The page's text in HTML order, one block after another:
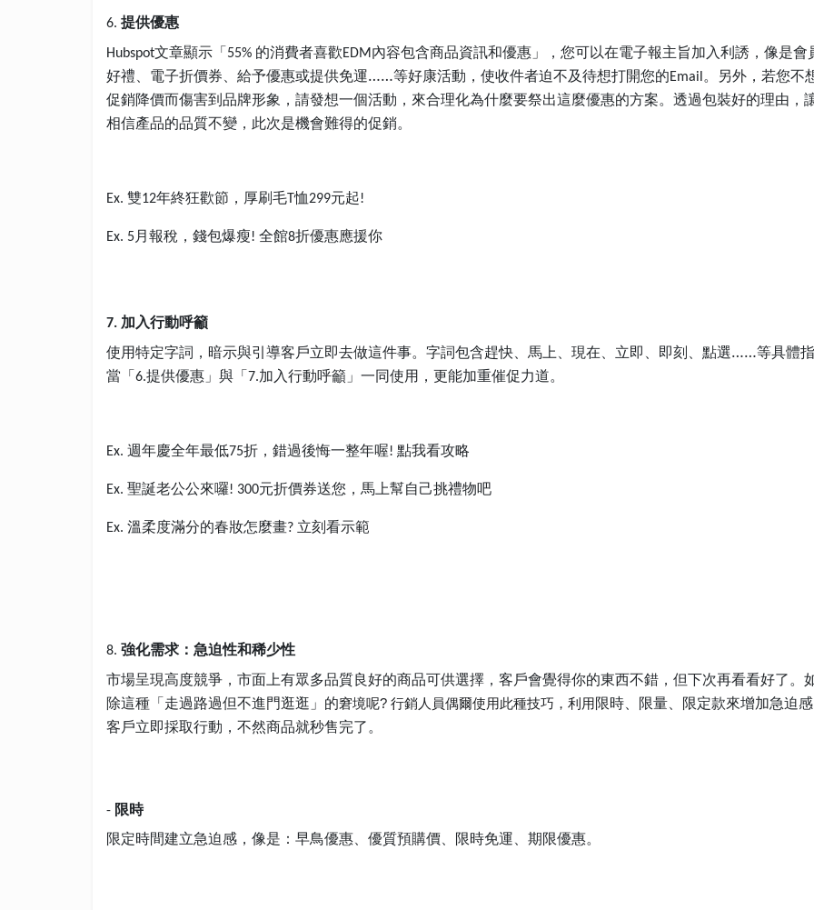
6. 提供優惠
Hubspot文章顯示「55% 的消費者喜歡EDM內容包含商品資訊和優惠」，您可以在電子報主旨加入利誘，像是會
好禮、電子折價券、給予優惠或提供免運……等好康活動，使收件者迫不及待想打開您的Email 。另外，若您不
促銷降價而傷害到品牌形象，請發想一個活動，來合理化為什麼要祭出這麼優惠的方案。透過包裝好的理由，
相信產品的品質不變，此次是機會難得的促銷。
Ex. 雙12年終狂歡節，厚刷毛T恤299元起!
Ex. 5月報稅，錢包爆瘦! 全館8折優惠應援你
7. 加入行動呼籲
使用特定字詞，暗示與引導客戶立即去做這件事。字詞包含趕快、馬上、現在、立即、即刻、點選……等具體
當「6.提供優惠」與「7.加入行動呼籲」一同使用，更能加重催促力道。
Ex. 週年慶全年最低75折，錯過後悔一整年喔! 點我看攻略
Ex. 聖誕老公公來囉! 300元折價券送您，馬上幫自己挑禮物吧
Ex. 溫柔度滿分的春妝怎麼畫? 立刻看示範
8. 強化需求：急迫性和稀少性
市場呈現高度競爭，市面上有眾多品質良好的商品可供選擇，客戶會覺得你的東西不錯，但下次再看看好了。
除這種「走過路過但不進門逛逛」的窘境呢? 行銷人員偶爾使用此種技巧，利用限時、限量、限定款來增加急迫
客戶立即採取行動，不然商品就秒售完了。
- 限時
限定時間建立急迫感，像是：早鳥優惠、優質預購價、限時免運、期限優惠。